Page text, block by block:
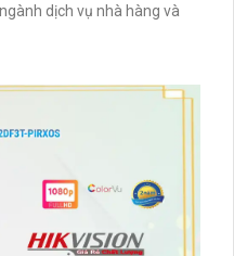
dịch vụ nhà hàng và